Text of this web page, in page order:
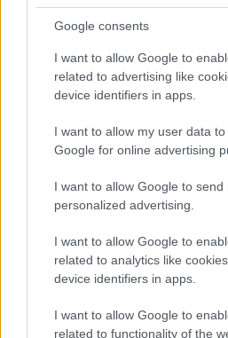
Google consents
I want to allow Google to
related to advertising like
device identifiers in apps.
I want to allow my user data
Google for online advertising
I want to allow Google to send
personalized advertising.
I want to allow Google to
related to analytics like
device identifiers in apps.
I want to allow Google to
related to functionality of the
FORMA-1
Max
elhagyja-e a
AutoRacerszerint sokkal
valós versenykörülmények
rázkódások okozzák a
és annak csatlakozói menet
terhelésnek vannak kitéve,
a kompressziók, valamint a
amelyet a szimulációk során